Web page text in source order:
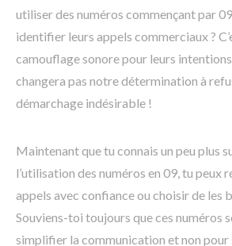
utiliser des numéros commençant par
identifier leurs appels commerciaux ?
camouflage sonore pour leurs
changera pas notre détermination à
démarchage indésirable !
Maintenant que tu connais un peu plus
l’utilisation des numéros en 09, tu peux
appels avec confiance ou choisir de les
Souviens-toi toujours que ces numéros
simplifier la communication et non